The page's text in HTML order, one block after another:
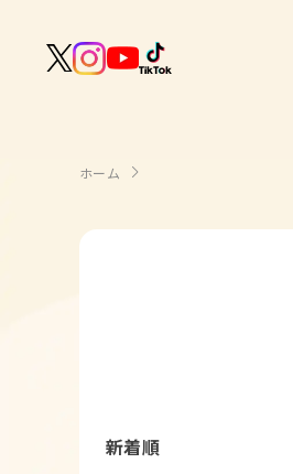
ごっこ遊び・室内
伝承遊び
作る
製作
製作・飾り
製作・あそび
食育
園の活動・行事
童謡・唱歌
ホーム
新着順